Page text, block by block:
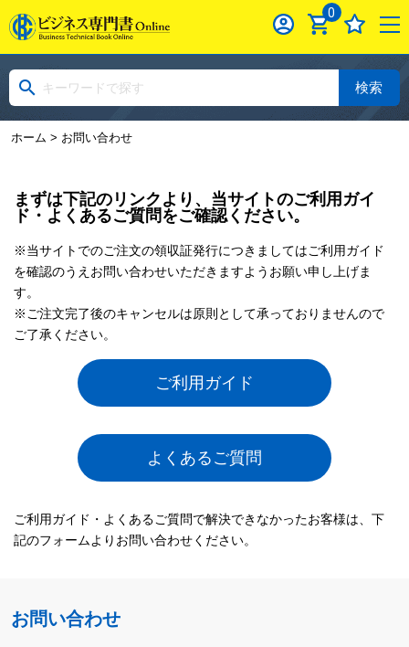
0
検索
ホーム > お問い合わせ
まずは下記のリンクより、当サイトのご利用ガイ
ド・よくあるご質問をご確認ください。
※当サイトでのご注文の領収証発行につきましてはご利用ガイド
を確認のうえお問い合わせいただきますようお願い申し上げま
す。
※ご注文完了後のキャンセルは原則として承っておりませんので
ご了承ください。
ご利用ガイド
よくあるご質問
ご利用ガイド・よくあるご質問で解決できなかったお客様は、下
記のフォームよりお問い合わせください。
お問い合わせ